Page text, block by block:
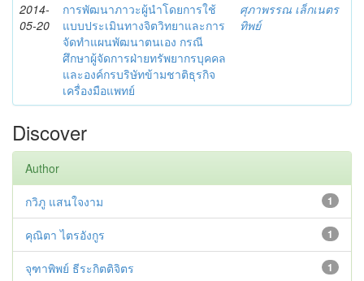
2014-
05-20
การพัฒนาภาวะผู้นำโดยการใช้
แบบประเมินทางจิตวิทยาและการ
จัดทำแผนพัฒนาตนเอง กรณี
ศึกษาผู้จัดการฝ่ายทรัพยากรบุคคล
และองค์กรบริษัทข้ามชาติธุรกิจ
เครื่องมือแพทย์
ศุภาพรรณ เล็กเนตร
ทิพย์
Discover
Author
1
กวิภู แสนใจงาม
1
คุณิตา ไตรอังกูร
1
จุฑาพิพย์ ธีระกิตติจิตร